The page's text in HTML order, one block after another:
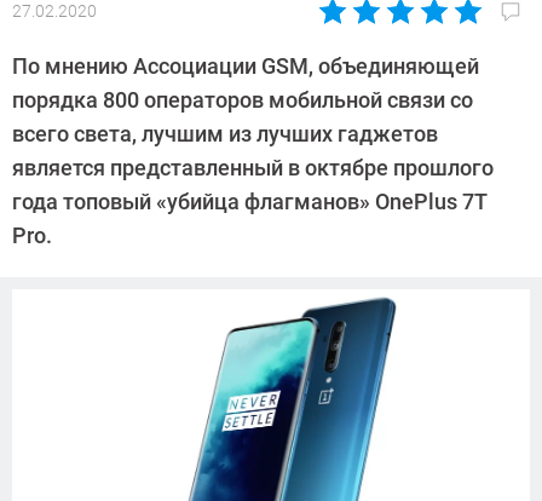
27.02.2020
Автор:
Кошик
По мнению Ассоциации GSM, объединяющей
порядка 800 операторов мобильной связи со
всего света, лучшим из лучших гаджетов
является представленный в октябре прошлого
года топовый «убийца флагманов» OnePlus 7T
Pro.